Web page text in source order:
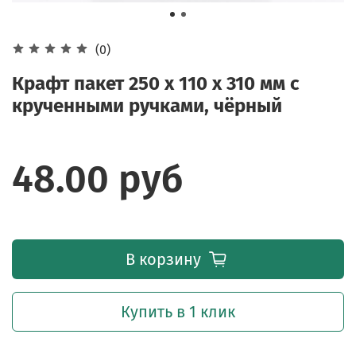
(0)
Крафт пакет 250 х 110 х 310 мм с
крученными ручками, чёрный
48.00 руб
В корзину
Купить в 1 клик